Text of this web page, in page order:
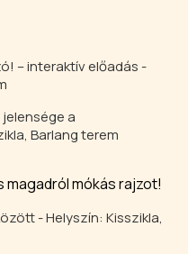
– interaktív előadás -
a
Barlang terem
magadról mókás rajzot!
- Helyszín: Kisszikla,